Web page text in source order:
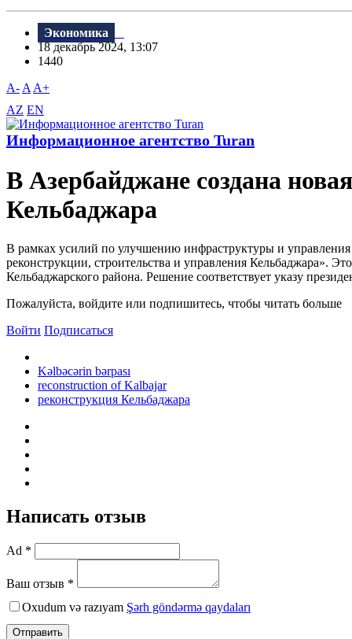
Экономика
18 декабрь 2024, 13:07
1440
A- A A+
AZ EN
Информационное агентство Turan
В Азербайджане создана
Кельбаджара
В рамках усилий по улучшению инфраструктуры и
реконструкции, строительства и управления Кельбаджара».
Кельбаджарского района. Решение соответствует указу
Пожалуйста, войдите или подпишитесь, чтобы читать больше
Войти Подписаться
Kəlbəcərin bərpası
reconstruction of Kalbajar
реконструкция Кельбаджара
Написать отзыв
Ad *
Ваш отзыв *
Oxudum və razıyam Şərh göndərmə qaydaları
Отправить